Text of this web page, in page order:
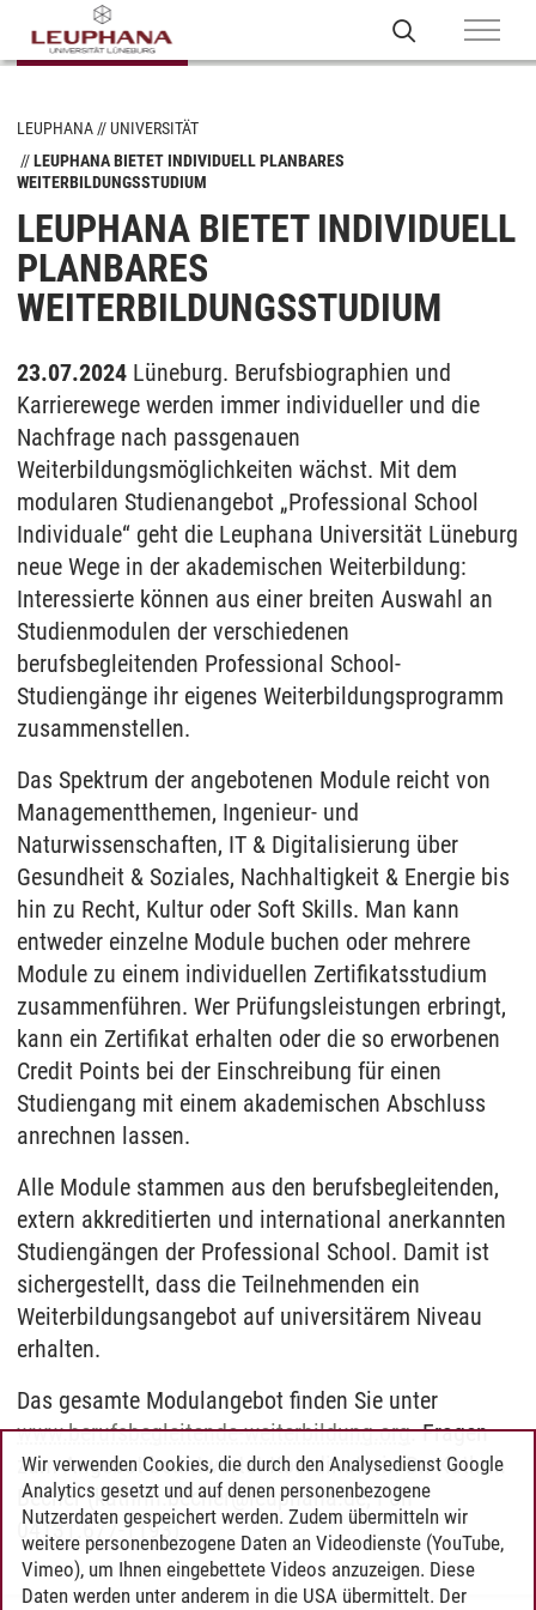
LEUPHANA
UNIVERSITÄT
LEUPHANA BIETET INDIVIDUELL PLANBARES
WEITERBILDUNGSSTUDIUM
LEUPHANA BIETET INDIVIDUELL
PLANBARES
WEITERBILDUNGSSTUDIUM
23.07.2024 Lüneburg. Berufsbiographien und
Karrierewege werden immer individueller und die
Nachfrage nach passgenauen
Weiterbildungsmöglichkeiten wächst. Mit dem
modularen Studienangebot „Professional School
Individuale“ geht die Leuphana Universität Lüneburg
neue Wege in der akademischen Weiterbildung:
Interessierte können aus einer breiten Auswahl an
Studienmodulen der verschiedenen
berufsbegleitenden Professional School-
Studiengänge ihr eigenes Weiterbildungsprogramm
zusammenstellen.
Das Spektrum der angebotenen Module reicht von
Managementthemen, Ingenieur- und
Naturwissenschaften, IT & Digitalisierung über
Gesundheit & Soziales, Nachhaltigkeit & Energie bis
hin zu Recht, Kultur oder Soft Skills. Man kann
entweder einzelne Module buchen oder mehrere
Module zu einem individuellen Zertifikatsstudium
zusammenführen. Wer Prüfungsleistungen erbringt,
kann ein Zertifikat erhalten oder die so erworbenen
Credit Points bei der Einschreibung für einen
Studiengang mit einem akademischen Abschluss
anrechnen lassen.
Alle Module stammen aus den berufsbegleitenden,
extern akkreditierten und international anerkannten
Studiengängen der Professional School. Damit ist
sichergestellt, dass die Teilnehmenden ein
Weiterbildungsangebot auf universitärem Niveau
erhalten.
Das gesamte Modulangebot finden Sie unter
www.berufsbegleitende-weiterbildung.org. Fragen
zum Angebot beantwortet Koordinatorin Dr. Kathrin
Becher (kathrin.becher@leuphana.de, Fon
04131.677-1193).
Wir verwenden Cookies, die durch den Analysedienst Google
Analytics gesetzt und auf denen personenbezogene
Nutzerdaten gespeichert werden. Zudem übermitteln wir
weitere personenbezogene Daten an Videodienste (YouTube,
Vimeo), um Ihnen eingebettete Videos anzuzeigen. Diese
Daten werden unter anderem in die USA übermittelt. Der